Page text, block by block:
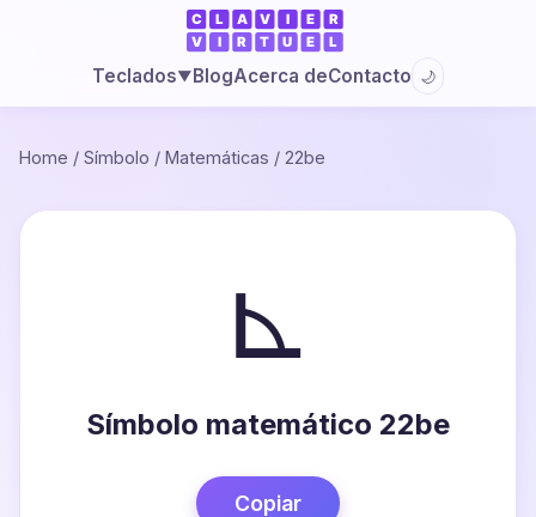
Teclados▼BlogAcerca deContacto 🌙
Home / Símbolo / Matemáticas / 22be
⊾
Símbolo matemático 22be
Copiar